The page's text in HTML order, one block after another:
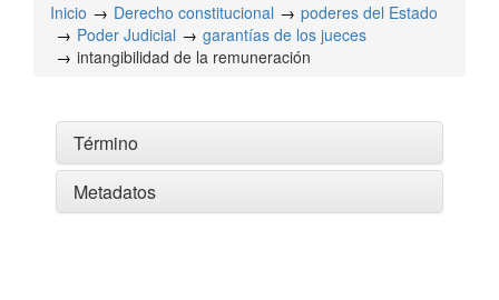
Inicio Derecho constitucional
poderes del Estado
Poder Judicial
garantías de los jueces
intangibilidad de la remuneración
Término
Metadatos